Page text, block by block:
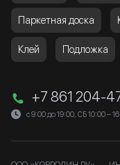
Паркетная доска
Клей Подложка
+7 861 204-
с 9:00 до 19:00, СБ 10:00 –